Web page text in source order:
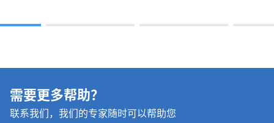
需要更多帮助？
联系我们，我们的专家随时可以帮助您